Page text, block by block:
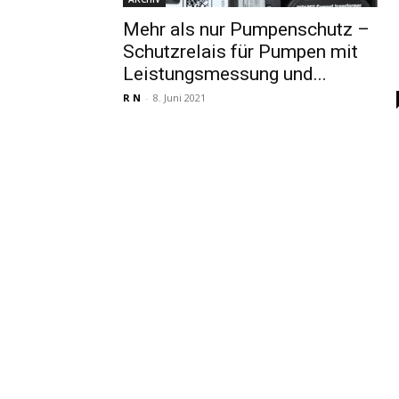
Mehr als nur Pumpenschutz –
Schutzrelais für Pumpen mit
Leistungsmessung und...
R N - 8. Juni 2021